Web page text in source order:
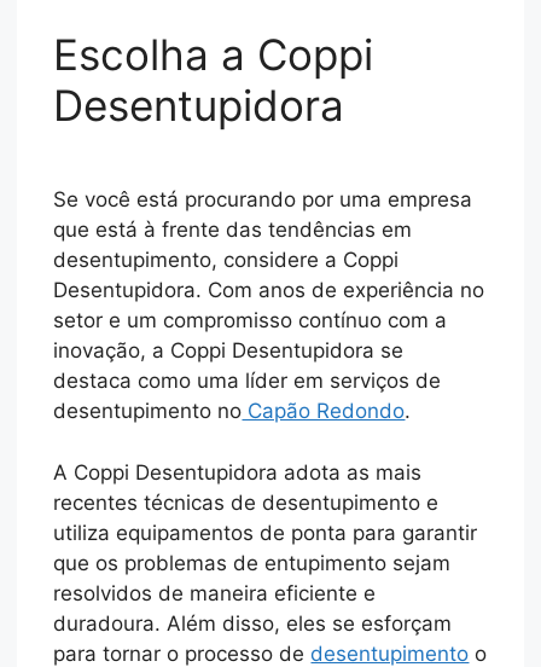
Escolha a Coppi
Desentupidora
Se você está procurando por uma empresa
que está à frente das tendências em
desentupimento, considere a Coppi
Desentupidora. Com anos de experiência no
setor e um compromisso contínuo com a
inovação, a Coppi Desentupidora se
destaca como uma líder em serviços de
desentupimento no Capão Redondo.
A Coppi Desentupidora adota as mais
recentes técnicas de desentupimento e
utiliza equipamentos de ponta para garantir
que os problemas de entupimento sejam
resolvidos de maneira eficiente e
duradoura. Além disso, eles se esforçam
para tornar o processo de desentupimento o